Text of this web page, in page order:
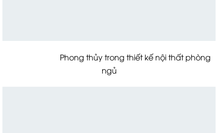
Phong thủy trong thiết kế nội thất phòng
ngủ